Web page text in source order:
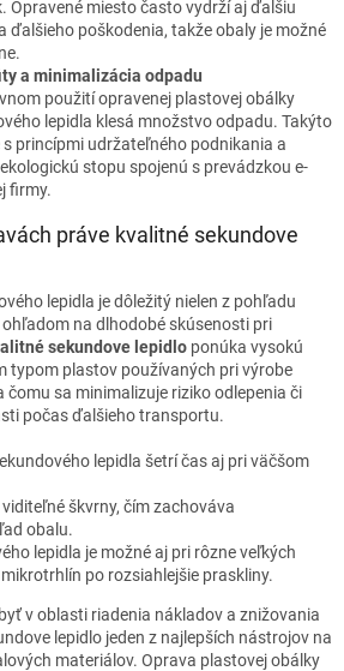
Opravené miesto často vydrží aj ďalšiu
ďalšieho poškodenia, takže obaly je možné
a minimalizácia odpadu
použití opravenej plastovej obálky
lepidla klesá množstvo odpadu. Takýto
s princípmi udržateľného podnikania a
stopu spojenú s prevádzkou e-
firmy.
práve kvalitné sekundove
lepidla je dôležitý nielen z pohľadu
na dlhodobé skúsenosti pri
sekundove lepidlo ponúka vysokú
typom plastov používaných pri výrobe
sa minimalizuje riziko odlepenia či
počas ďalšieho transportu.
lepidla šetrí čas aj pri väčšom
škvrny, čím zachováva
obalu.
lepidla je možné aj pri rôzne veľkých
po rozsiahlejšie praskliny.
v oblasti riadenia nákladov a znižovania
lepidlo jeden z najlepších nástrojov na
materiálov. Oprava plastovej obálky